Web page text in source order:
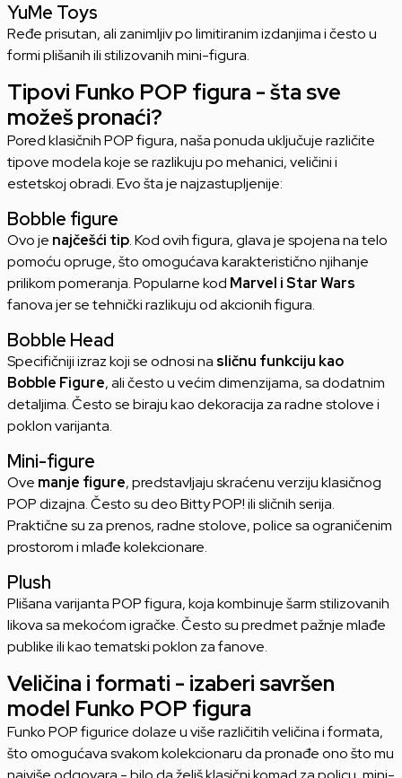
YuMe Toys
Ređe prisutan, ali zanimljiv po limitiranim izdanjima i često u
formi plišanih ili stilizovanih mini-figura.
Tipovi Funko POP figura - šta sve
možeš pronaći?
Pored klasičnih POP figura, naša ponuda uključuje različite
tipove modela koje se razlikuju po mehanici, veličini i
estetskoj obradi. Evo šta je najzastupljenije:
Bobble figure
Ovo je najčešći tip. Kod ovih figura, glava je spojena na telo
pomoću opruge, što omogućava karakteristično njihanje
prilikom pomeranja. Popularne kod Marvel i Star Wars
fanova jer se tehnički razlikuju od akcionih figura.
Bobble Head
Specifičniji izraz koji se odnosi na sličnu funkciju kao
Bobble Figure, ali često u većim dimenzijama, sa dodatnim
detaljima. Često se biraju kao dekoracija za radne stolove i
poklon varijanta.
Mini-figure
Ove manje figure, predstavljaju skraćenu verziju klasičnog
POP dizajna. Često su deo Bitty POP! ili sličnih serija.
Praktične su za prenos, radne stolove, police sa ograničenim
prostorom i mlađe kolekcionare.
Plush
Plišana varijanta POP figura, koja kombinuje šarm stilizovanih
likova sa mekoćom igračke. Često su predmet pažnje mlađe
publike ili kao tematski poklon za fanove.
Veličina i formati - izaberi savršen
model Funko POP figura
Funko POP figurice dolaze u više različitih veličina i formata,
što omogućava svakom kolekcionaru da pronađe ono što mu